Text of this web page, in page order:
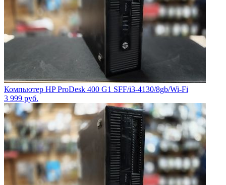
Компьютер HP ProDesk 400 G1 SFF/i3-4130/8gb/Wi-Fi
3 999 руб.